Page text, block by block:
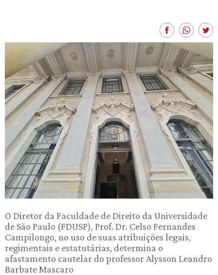
O Diretor da Faculdade de Direito da Universidade
de São Paulo (FDUSP), Prof. Dr. Celso Fernandes
Campilongo, no uso de suas atribuições legais,
regimentais e estatutárias, determina o
afastamento cautelar do professor Alysson Leandro
Barbate Mascaro